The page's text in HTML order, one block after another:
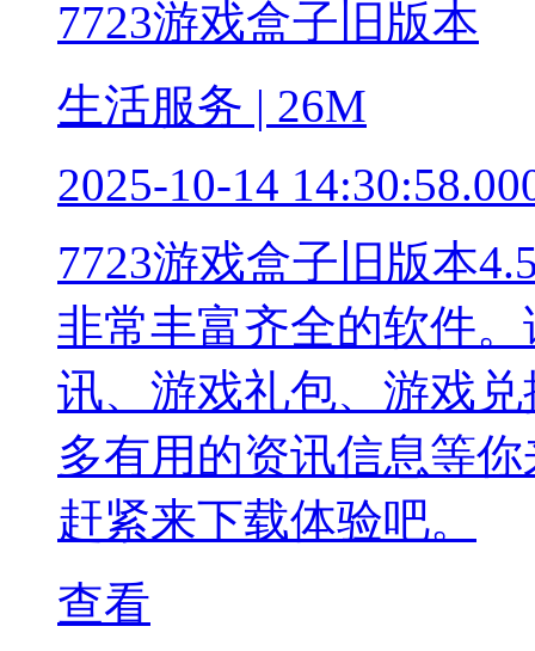
7723游戏盒子旧版本
生活服务 | 26M
2025-10-14
7723游戏盒子旧版本
非常丰富齐全的软件
讯、游戏礼包、游戏
多有用的资讯信息等
赶紧来下载体验吧。
查看